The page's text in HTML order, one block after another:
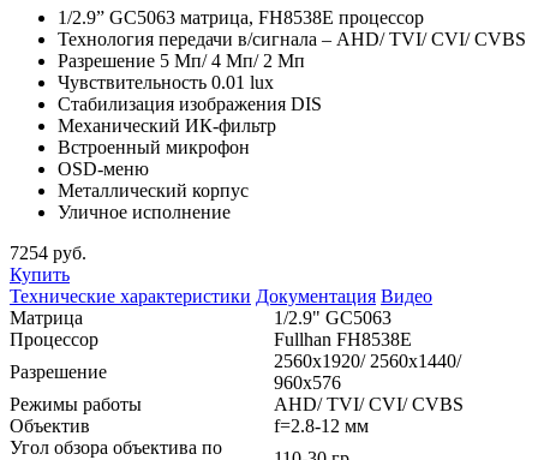
1/2.9” GC5063 матрица, FH8538E процессор
Технология передачи в/сигнала – AHD/ TVI/ CVI/ CVBS
Разрешение 5 Мп/ 4 Мп/ 2 Мп
Чувствительность 0.01 lux
Стабилизация изображения DIS
Механический ИК-фильтр
Встроенный микрофон
OSD-меню
Металлический корпус
Уличное исполнение
7254 руб.
Купить
Технические характеристики Документация Видео
Матрица
1/2.9" GC5063
Процессор
Fullhan FH8538E
Разрешение
2560x1920/ 2560x1440/
960x576
Режимы работы
AHD/ TVI/ CVI/ CVBS
Объектив
f=2.8-12 мм
Угол обзора объектива по